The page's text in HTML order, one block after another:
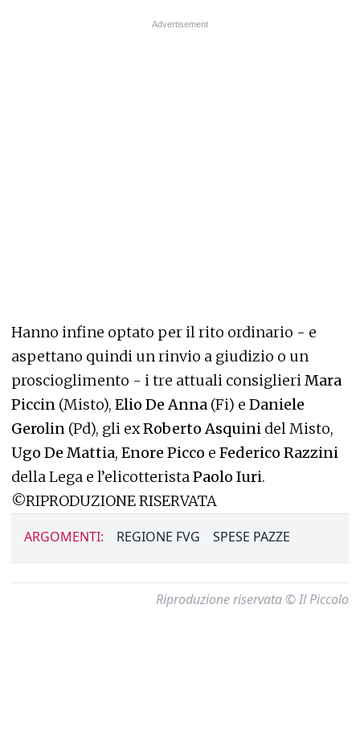
Hanno infine optato per il rito ordinario - e
aspettano quindi un rinvio a giudizio o un
proscioglimento - i tre attuali consiglieriMara
Piccin (Misto), Elio De Anna (Fi) e Daniele
Gerolin (Pd), gli exRoberto Asquini del Misto,
Ugo De Mattia, Enore Picco e Federico Razzini
della Lega e l’elicotteristaPaolo Iuri.
©RIPRODUZIONE RISERVATA
ARGOMENTI: REGIONE FVG SPESE PAZZE
Riproduzione riservata © Il Piccolo